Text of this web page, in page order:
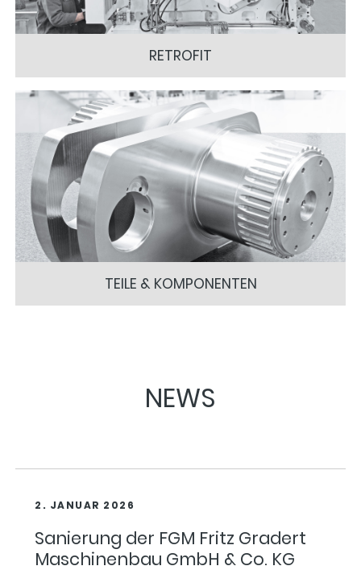
RETROFIT
TEILE & KOMPONENTEN
NEWS
2. JANUAR 2026
Sanierung der FGM Fritz Gradert
Maschinenbau GmbH & Co. KG